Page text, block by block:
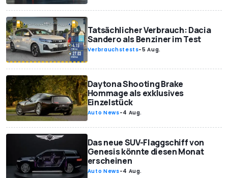
Tatsächlicher Verbrauch: Dacia
Sandero als Benziner im Test
Verbrauchstests-5 Aug.
Daytona Shooting Brake
Hommage als exklusives
Einzelstück
Auto News-4 Aug.
Das neue SUV-Flaggschiff von
Genesis könnte diesen Monat
erscheinen
Auto News-4 Aug.